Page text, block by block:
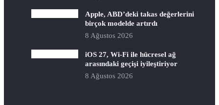
Apple, ABD’deki takas değerlerini
birçok modelde artırdı
8 Ağustos 2026
iOS 27, Wi-Fi ile hücresel ağ
arasındaki geçişi iyileştiriyor
8 Ağustos 2026